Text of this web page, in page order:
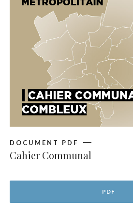
DOCUMENT PDF
Cahier Communal
PDF